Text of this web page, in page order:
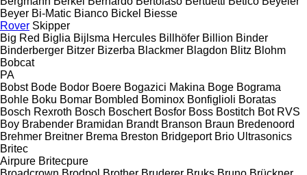
Beyer Bi-Matic Bianco Bickel Biesse
Rover Skipper
Big Red Biglia Bijlsma Hercules Billhöfer Billion Binder
Binderberger Bitzer Bizerba Blackmer Blagdon Blitz Blohm
Bobcat
PA
Bobst Bode Bodor Boere Bogazici Makina Boge Bograma
Bohle Boku Bomar Bombled Bominox Bonfiglioli Boratas
Bosch Rexroth Bosch Boschert Bosfor Boss Bostitch Bot RVS
Boy Brabender Bramidan Brandt Branson Braun Bredenoord
Brehmer Breitner Brema Breston Bridgeport Brio Ultrasonics
Britec
Airpure Britecpure